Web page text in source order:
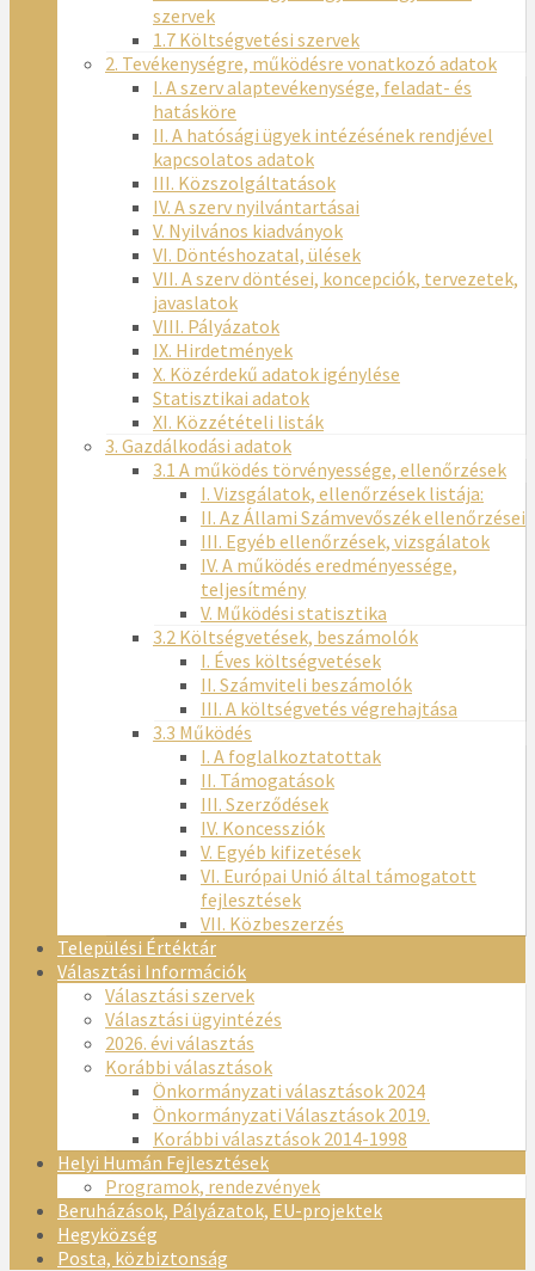
szervek
1.7 Költségvetési szervek
2. Tevékenységre, működésre vonatkozó adatok
I. A szerv alaptevékenysége, feladat- és
hatásköre
II. A hatósági ügyek intézésének rendjével
kapcsolatos adatok
III. Közszolgáltatások
IV. A szerv nyilvántartásai
V. Nyilvános kiadványok
VI. Döntéshozatal, ülések
VII. A szerv döntései, koncepciók, tervezetek,
javaslatok
VIII. Pályázatok
IX. Hirdetmények
X. Közérdekű adatok igénylése
Statisztikai adatok
XI. Közzétételi listák
3. Gazdálkodási adatok
3.1 A működés törvényessége, ellenőrzések
I. Vizsgálatok, ellenőrzések listája:
II. Az Állami Számvevőszék ellenőrzései
III. Egyéb ellenőrzések, vizsgálatok
IV. A működés eredményessége,
teljesítmény
V. Működési statisztika
3.2 Költségvetések, beszámolók
I. Éves költségvetések
II. Számviteli beszámolók
III. A költségvetés végrehajtása
3.3 Működés
I. A foglalkoztatottak
II. Támogatások
III. Szerződések
IV. Koncessziók
V. Egyéb kifizetések
VI. Európai Unió által támogatott
fejlesztések
VII. Közbeszerzés
Települési Értéktár
Választási Információk
Választási szervek
Választási ügyintézés
2026. évi választás
Korábbi választások
Önkormányzati választások 2024
Önkormányzati Választások 2019.
Korábbi választások 2014-1998
Helyi Humán Fejlesztések
Programok, rendezvények
Beruházások, Pályázatok, EU-projektek
Hegyközség
Posta, közbiztonság